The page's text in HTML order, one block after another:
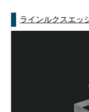
ラインルクスエッ